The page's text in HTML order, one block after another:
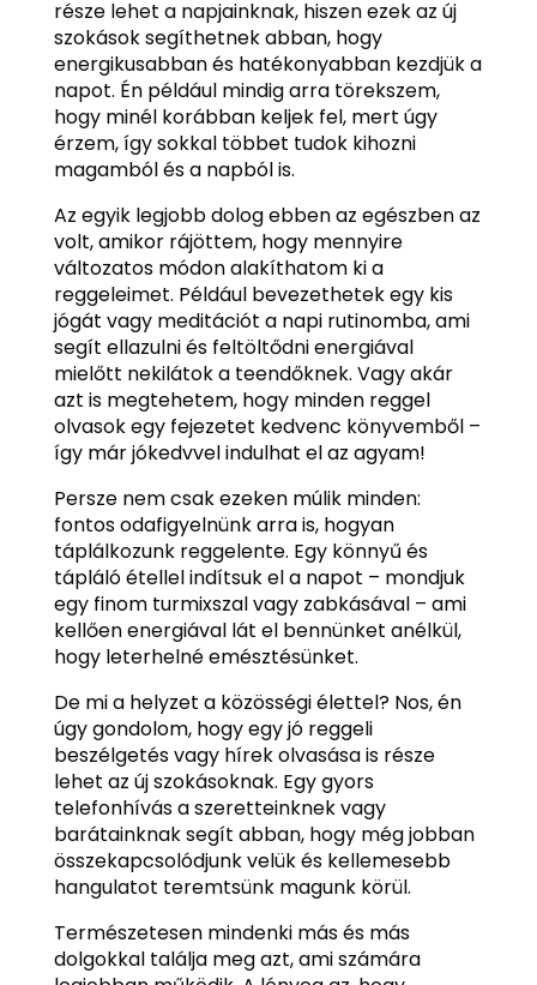
része lehet a napjainknak, hiszen ezek az új
szokások segíthetnek abban, hogy
energikusabban és hatékonyabban kezdjük a
napot. Én például mindig arra törekszem,
hogy minél korábban keljek fel, mert úgy
érzem, így sokkal többet tudok kihozni
magamból és a napból is.
Az egyik legjobb dolog ebben az egészben az
volt, amikor rájöttem, hogy mennyire
változatos módon alakíthatom ki a
reggeleimet. Például bevezethetek egy kis
jógát vagy meditációt a napi rutinomba, ami
segít ellazulni és feltöltődni energiával
mielőtt nekilátok a teendőknek. Vagy akár
azt is megtehetem, hogy minden reggel
olvasok egy fejezetet kedvenc könyvemből –
így már jókedvvel indulhat el az agyam!
Persze nem csak ezeken múlik minden:
fontos odafigyelnünk arra is, hogyan
táplálkozunk reggelente. Egy könnyű és
tápláló étellel indítsuk el a napot – mondjuk
egy finom turmixszal vagy zabkásával – ami
kellően energiával lát el bennünket anélkül,
hogy leterhelné emésztésünket.
De mi a helyzet a közösségi élettel? Nos, én
úgy gondolom, hogy egy jó reggeli
beszélgetés vagy hírek olvasása is része
lehet az új szokásoknak. Egy gyors
telefonhívás a szeretteinknek vagy
barátainknak segít abban, hogy még jobban
összekapcsolódjunk velük és kellemesebb
hangulatot teremtsünk magunk körül.
Természetesen mindenki más és más
dolgokkal találja meg azt, ami számára